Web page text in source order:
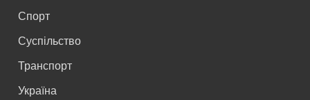
Спорт
Суспільство
Транспорт
Україна